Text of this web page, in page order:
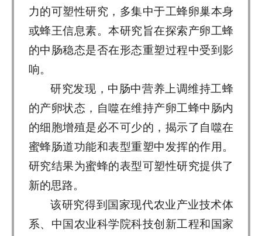
力的可塑性研究，多集中于工蜂卵巢本身
或蜂王信息素。本研究旨在探索产卵工蜂
的中肠稳态是否在形态重塑过程中受到影
响。
研究发现，中肠中营养上调维持工蜂
的产卵状态，自噬在维持产卵工蜂中肠内
的细胞增殖是必不可少的，揭示了自噬在
蜜蜂肠道功能和表型重塑中发挥的作用。
研究结果为蜜蜂的表型可塑性研究提供了
新的思路。
该研究得到国家现代农业产业技术体
系、中国农业科学院科技创新工程和国家